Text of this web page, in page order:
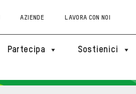
AZIENDE LAVORA CON NOI
Partecipa Sostienici